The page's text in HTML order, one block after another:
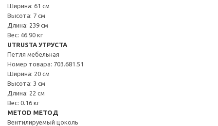
Ширина: 61 см
Высота: 7 см
Длина: 239 см
Вес: 46.90 кг
UTRUSTA УТРУСТА
Петля мебельная
Номер товара: 703.681.51
Ширина: 20 см
Высота: 3 см
Длина: 22 см
Вес: 0.16 кг
METOD МЕТОД
Вентилируемый цоколь